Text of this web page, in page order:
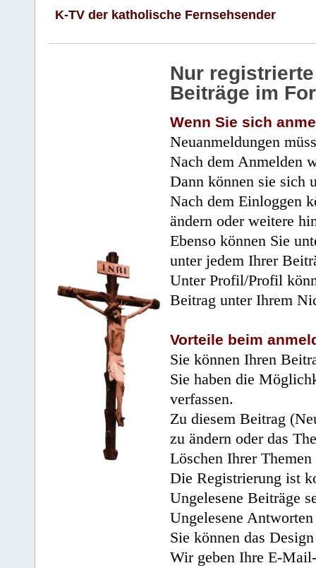
K-TV der katholische Fernsehsender
Nur
Beiträge im
Wenn Sie sich
Neuanmeldungen
Nach dem Anmelden
Dann können sie sich
Nach dem Einloggen
ändern oder weitere
Ebenso können Sie
unter jedem Ihrer
Unter Profil/Profil
Beitrag unter Ihrem
Vorteile beim
Sie können Ihren
Sie haben die
verfassen.
Zu diesem Beitrag
zu ändern oder das
Löschen Ihrer
Die Registrierung ist
Ungelesene Beiträge
Ungelesene
Sie können das
Wir geben Ihre E-